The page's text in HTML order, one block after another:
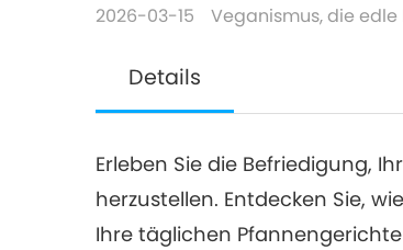
2026-03-15 Veganismus, die edle
Details
Erleben Sie die Befriedigung,
herzustellen. Entdecken Sie,
Ihre täglichen